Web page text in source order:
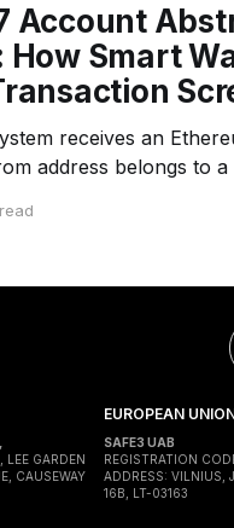
Account
How Smart
receives an
address belongs to
top-level to address
paid through a
LEE GARDEN
CAUSEWAY
EUROPEAN
SAFE3 UAB
REGISTRATION
ADDRESS: VILNIUS,
16B, LT-03163